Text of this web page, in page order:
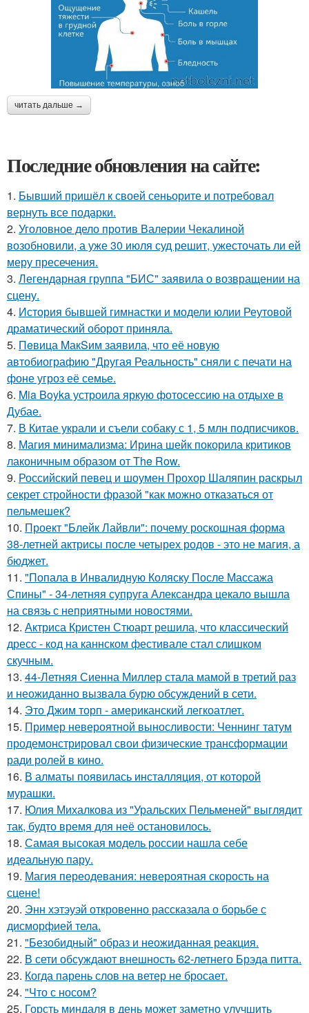
читать дальше →
Последние обновления на сайте:
1. Бывший пришёл к своей сеньорите и потребовал
вернуть все подарки.
2. Уголовное дело против Валерии Чекалиной
возобновили, а уже 30 июля суд решит, ужесточать ли ей
меру пресечения.
3. Легендарная группа "БИС" заявила о возвращении на
сцену.
4. История бывшей гимнастки и модели юлии Реутовой
драматический оборот приняла.
5. Пeвица MакSим заявила, что её новую
автобиографию "Другая Реальность" сняли с печати на
фоне угроз её семье.
6. Mia Boyka устроила яркую фотосессию на отдыхе в
Дубае.
7. В Китае украли и съели собаку с 1, 5 млн подписчиков.
8. Магия минимализма: Ирина шейк покорила критиков
лаконичным образом от The Row.
9. Российский певец и шоумен Прохор Шаляпин раскрыл
секрет стройности фразой "как можно отказаться от
пельмешек?
10. Проект "Блейк Лайвли": почему роскошная форма
38-летней актрисы после четырех родов - это не магия, а
бюджет.
11. "Попала в Инвалидную Коляску После Массажа
Спины" - 34-летняя супруга Александра цекало вышла
на связь с неприятными новостями.
12. Актриса Кристен Стюарт решила, что классический
дресс - код на каннском фестивале стал слишком
скучным.
13. 44-Летняя Сиенна Миллер стала мамой в третий раз
и неожиданно вызвала бурю обсуждений в сети.
14. Это Джим торп - американский легкоатлет.
15. Пример невероятной выносливости: Ченнинг татум
продемонстрировал свои физические трансформации
ради ролей в кино.
16. В алматы появилась инсталляция, от которой
мурашки.
17. Юлия Михалкова из "Уральских Пельменей" выглядит
так, будто время для неё остановилось.
18. Самая высокая модель россии нашла себе
идеальную пару.
19. Магия переодевания: невероятная скорость на
сцене!
20. Энн хэтэуэй откровенно рассказала о борьбе с
дисморфией тела.
21. "Безобидный" образ и неожиданная реакция.
22. В сети обсуждают внешность 62-летнего Брэда питта.
23. Когда парень слов на ветер не бросает.
24. "Что с носом?
25. Горсть миндаля в день может заметно улучшить